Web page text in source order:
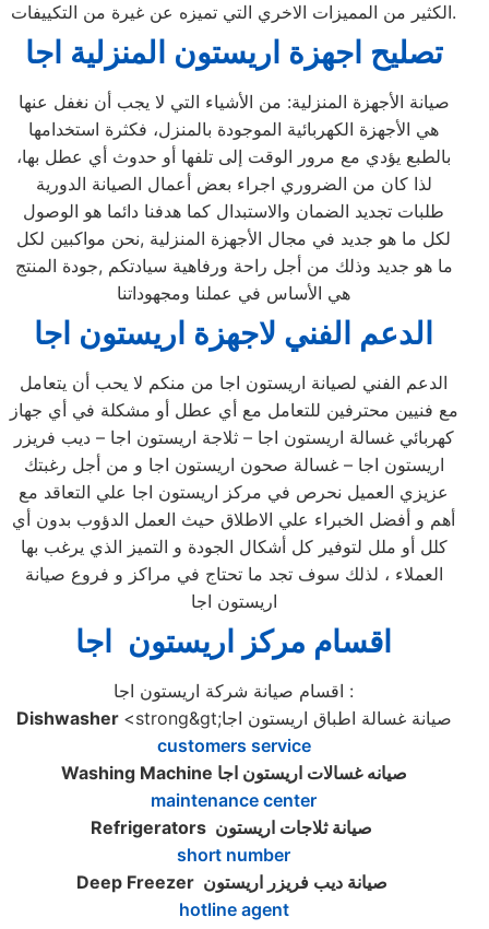
الكثير من المميزات الاخري التي تميزه عن غيرة من التكييفات.
تصليح اجهزة اريستون المنزلية اجا
صيانة الأجهزة المنزلية: من الأشياء التي لا يجب أن نغفل عنها
هي الأجهزة الكهربائية الموجودة بالمنزل، فكثرة استخدامها
بالطبع يؤدي مع مرور الوقت إلى تلفها أو حدوث أي عطل بها،
لذا كان من الضروري اجراء بعض أعمال الصيانة الدورية
طلبات تجديد الضمان والاستبدال كما هدفنا دائما هو الوصول
لكل ما هو جديد في مجال الأجهزة المنزلية ,نحن مواكبين لكل
ما هو جديد وذلك من أجل راحة ورفاهية سيادتكم ,جودة المنتج
هي الأساس في عملنا ومجهوداتنا
الدعم الفني لاجهزة اريستون اجا
الدعم الفني لصيانة اريستون اجا من منكم لا يحب أن يتعامل
مع فنيين محترفين للتعامل مع أي عطل أو مشكلة في أي جهاز
كهربائي غسالة اريستون اجا – ثلاجة اريستون اجا – ديب فريزر
اريستون اجا – غسالة صحون اريستون اجا و من أجل رغبتك
عزيزي العميل نحرص في مركز اريستون اجا علي التعاقد مع
أهم و أفضل الخبراء علي الاطلاق حيث العمل الدؤوب بدون أي
كلل أو ملل لتوفير كل أشكال الجودة و التميز الذي يرغب بها
العملاء ، لذلك سوف تجد ما تحتاج في مراكز و فروع صيانة
اريستون اجا
اقسام مركز اريستون اجا
اقسام صيانة شركة اريستون اجا :
Dishwasher
<strong&gt;صيانة غسالة اطباق اريستون اجا
customers service
Washing Machine صيانه غسالات اريستون اجا
maintenance center
Refrigerators
short number
Deep Freezer
hotline agent